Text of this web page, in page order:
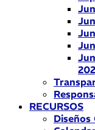
RECURSOS
Diseños